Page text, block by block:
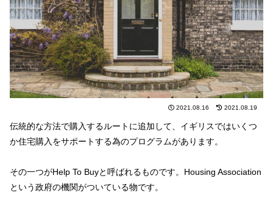
2021.08.16 2021.08.19
伝統的な方法で購入するルートに追加して、イギリスではいくつ
か住宅購入をサポートする為のプログラムがあります。
その一つがHelp To Buyと呼ばれるものです。Housing Association
という政府の機関がついている物です。